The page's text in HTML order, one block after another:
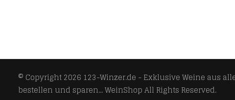
© Copyright 2026 123-Winzer.de - Exklusive Weine aus
bestellen und sparen... WeinShopAll Rights Reserved.